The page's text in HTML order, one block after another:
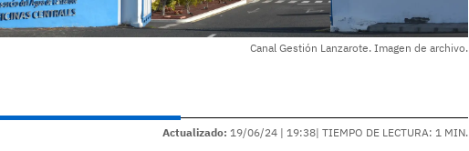
Canal Gestión Lanzarote. Imagen de archivo.
Actualizado: 19/06/24 | 19:38| TIEMPO DE LECTURA: 1 MIN.